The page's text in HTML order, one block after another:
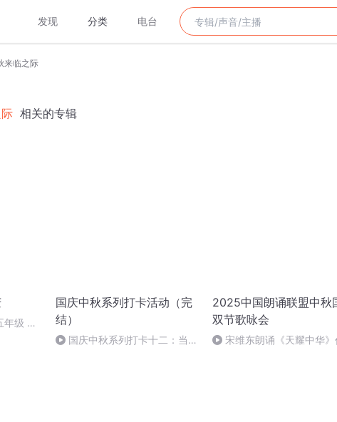
发现 分类 电台
来临之际
相关的专辑
级 孙
国庆中秋系列打卡活动（完
结）
国庆中秋系列打卡十二：当阳
2025中国朗诵联盟中秋
双节歌咏会
宋维东朗诵《天耀中华》